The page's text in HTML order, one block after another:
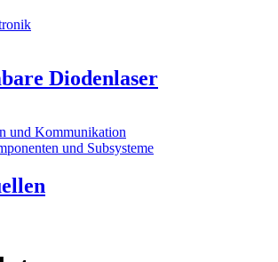
Diodenlaser
und Kommunikation
und Subsysteme